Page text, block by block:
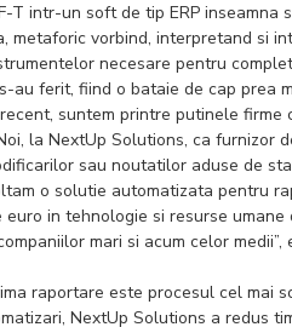
T intr-un soft de tip ERP
metaforic vorbind, interpretand si
necesare pentru
au ferit, fiind o bataie de cap prea
suntem printre putinele
la NextUp Solutions, ca furnizor
sau noutatilor aduse de
o solutie automatizata pentru
in tehnologie si resurse
mari si acum celor
raportare este procesul cel mai
NextUp Solutions a redus